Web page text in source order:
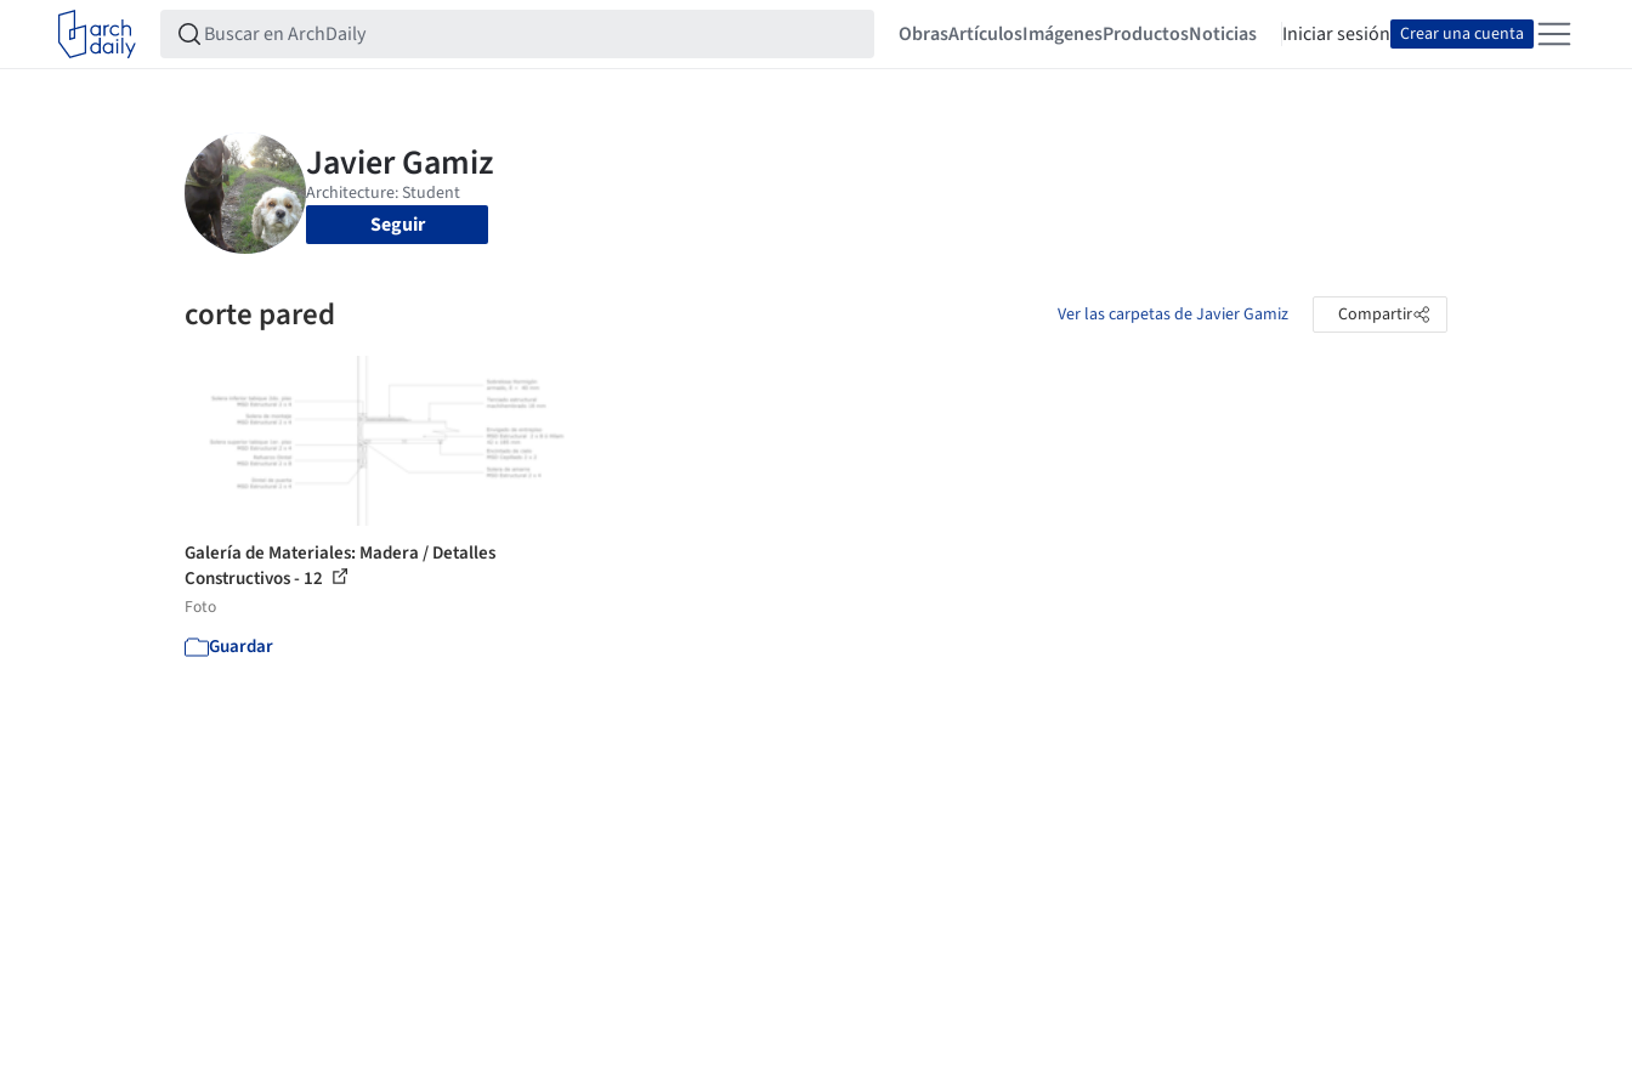
ObrasArtículosImágenesProductosNoticias Iniciar sesión Crear una cuenta
Seguir
corte pared Ver las carpetas de Javier Gamiz Compartir
Galería de Materiales: Madera / Detalles
Constructivos - 12
Foto
Guardar